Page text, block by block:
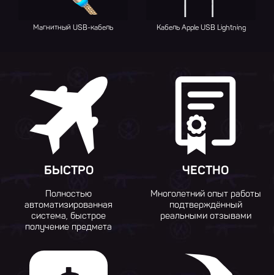
Магнитный USB-кабель Кабель Apple USB Lightning
БЫСТРО
Полностью
автоматизированная
система, быстрое
получение предмета
ЧЕСТНО
Многолетний опыт работы
подтверждённый
реальными отзывами